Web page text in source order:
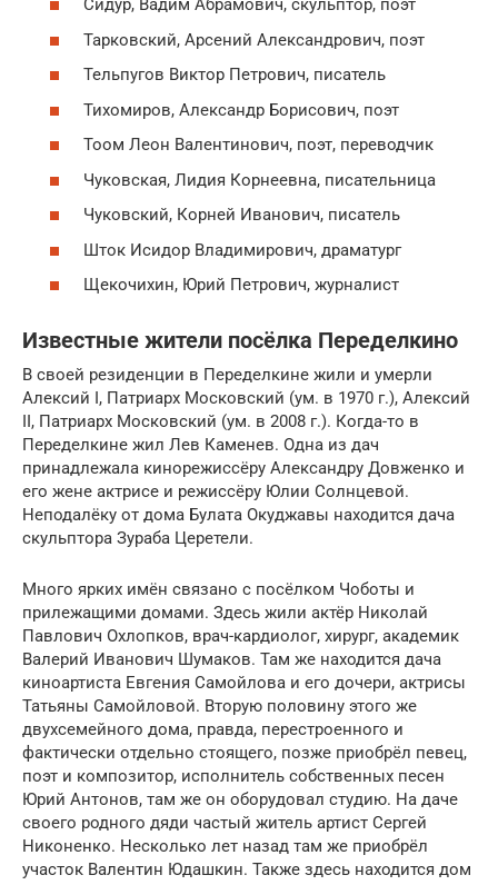
Сидур, Вадим Абрамович, скульптор, поэт
Тарковский, Арсений Александрович, поэт
Тельпугов Виктор Петрович, писатель
Тихомиров, Александр Борисович, поэт
Тоом Леон Валентинович, поэт, переводчик
Чуковская, Лидия Корнеевна, писательница
Чуковский, Корней Иванович, писатель
Шток Исидор Владимирович, драматург
Щекочихин, Юрий Петрович, журналист
Известные жители посёлка Переделкино
В своей резиденции в Переделкине жили и умерли
Алексий I, Патриарх Московский (ум. в 1970 г.), Алексий
II, Патриарх Московский (ум. в 2008 г.). Когда-то в
Переделкине жил Лев Каменев. Одна из дач
принадлежала кинорежиссёру Александру Довженко и
его жене актрисе и режиссёру Юлии Солнцевой.
Неподалёку от дома Булата Окуджавы находится дача
скульптора Зураба Церетели.
Много ярких имён связано с посёлком Чоботы и
прилежащими домами. Здесь жили актёр Николай
Павлович Охлопков, врач-кардиолог, хирург, академик
Валерий Иванович Шумаков. Там же находится дача
киноартиста Евгения Самойлова и его дочери, актрисы
Татьяны Самойловой. Вторую половину этого же
двухсемейного дома, правда, перестроенного и
фактически отдельно стоящего, позже приобрёл певец,
поэт и композитор, исполнитель собственных песен
Юрий Антонов, там же он оборудовал студию. На даче
своего родного дяди частый житель артист Сергей
Никоненко. Несколько лет назад там же приобрёл
участок Валентин Юдашкин. Также здесь находится дом